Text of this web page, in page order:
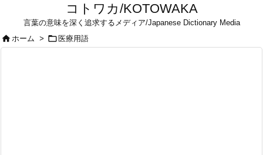
コトワカ/KOTOWAKA
言葉の意味を深く追求するメディア/Japanese Dictionary Media
ホーム >  医療用語